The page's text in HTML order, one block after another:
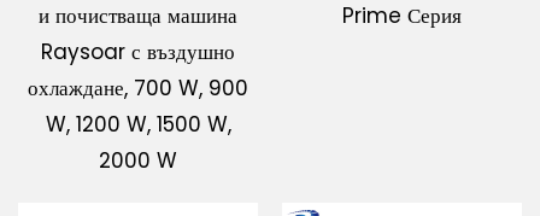
и почистваща машина
Raysoar с въздушно
охлаждане, 700 W, 900
W, 1200 W, 1500 W,
2000 W
Prime Серия